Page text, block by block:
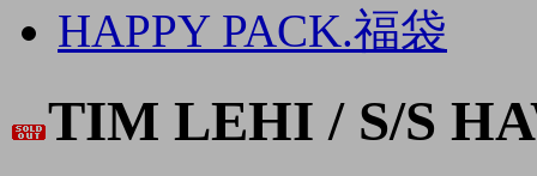
HAPPY PACK.福袋
TIM LEHI / S/S